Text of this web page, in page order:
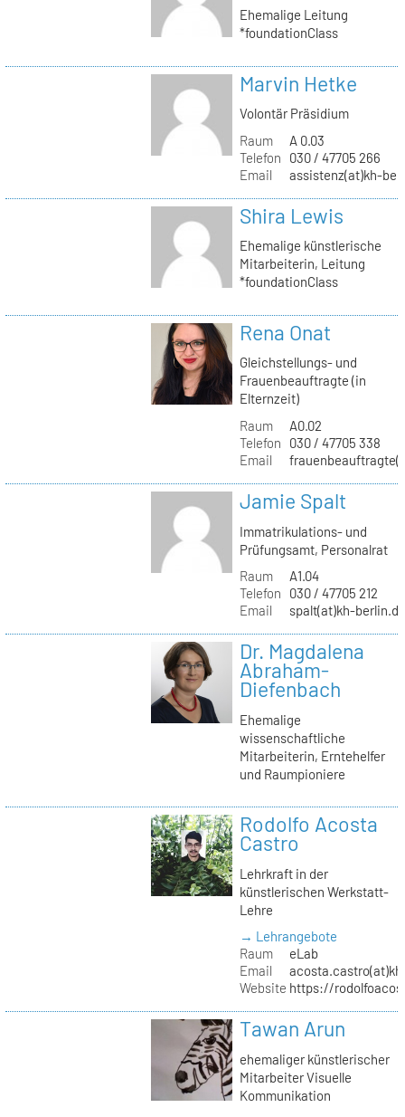
Ehemalige Leitung
*foundationClass
Marvin Hetke
Volontär Präsidium
Raum
A 0.03
Telefon
030 / 47705 266
Email
assistenz(at)kh-
Shira Lewis
Ehemalige künstlerische
Mitarbeiterin, Leitung
*foundationClass
Rena Onat
Gleichstellungs- und
Frauenbeauftragte (in
Elternzeit)
Raum
A0.02
Telefon
030 / 47705 338
Email
Jamie Spalt
Immatrikulations- und
Prüfungsamt, Personalrat
Raum
A1.04
Telefon
030 / 47705 212
Email
spalt(at)kh-
Dr. Magdalena
Abraham-
Diefenbach
Ehemalige
wissenschaftliche
Mitarbeiterin, Erntehelfer
und Raumpioniere
Rodolfo Acosta
Castro
Lehrkraft in der
künstlerischen Werkstatt-
Lehre
→ Lehrangebote
Raum
eLab
Email
Website https://
Tawan Arun
ehemaliger künstlerischer
Mitarbeiter Visuelle
Kommunikation